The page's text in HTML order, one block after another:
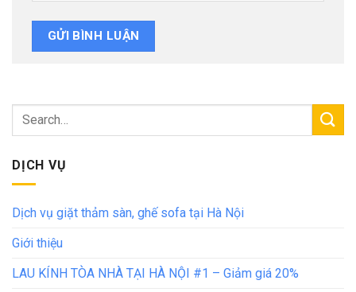
DỊCH VỤ
Dịch vụ giặt thảm sàn, ghế sofa tại Hà Nội
Giới thiệu
LAU KÍNH TÒA NHÀ TẠI HÀ NỘI #1 – Giảm giá 20%